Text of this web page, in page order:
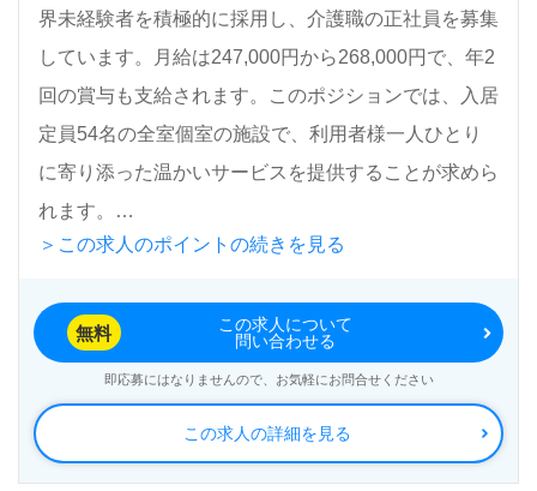
界未経験者を積極的に採用し、介護職の正社員を募集
しています。月給は247,000円から268,000円で、年2
回の賞与も支給されます。このポジションでは、入居
定員54名の全室個室の施設で、利用者様一人ひとり
に寄り添った温かいサービスを提供することが求めら
れます。
やかな環境や明るい陽光、海からの心地よい風が評判
です。介護職に対する情熱を持つ方、未経験でも新た
なキャリアを築きたい方には最適な環境が整っていま
す。幅広い年代層の職員が活躍しており、手厚いOJT
や研修制度が充実しているため、安心してスキルアッ
＞この求人のポイントの続きを見る
この求人の詳細を見る
無料
この求人について
問い合わせる
即応募にはなりませんので、お気軽にお問合せください